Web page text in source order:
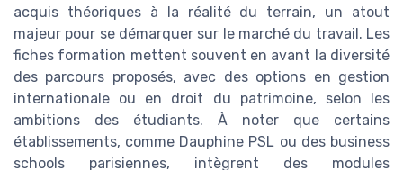
acquis théoriques à la réalité du terrain, un atout
majeur pour se démarquer sur le marché du travail. Les
fiches formation mettent souvent en avant la diversité
des parcours proposés, avec des options en gestion
internationale ou en droit du patrimoine, selon les
ambitions des étudiants. À noter que certains
établissements, comme Dauphine PSL ou des business
schools parisiennes, intègrent des modules